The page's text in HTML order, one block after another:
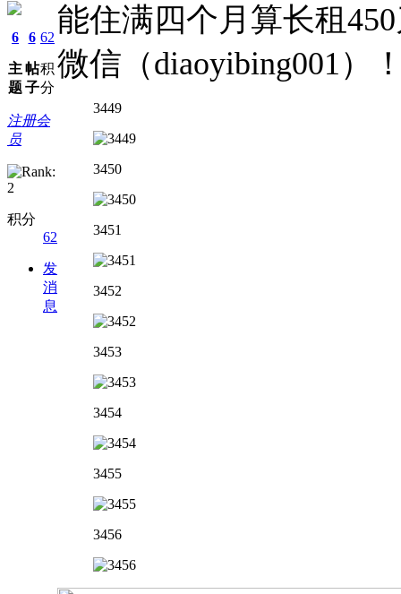
6
主
题
6
帖
子
62
积
分
注册会
员
积分
62
发
消
息
能住满四个月算长租
微信（diaoyibing001）
3449
3450
3451
3452
3453
3454
3455
3456